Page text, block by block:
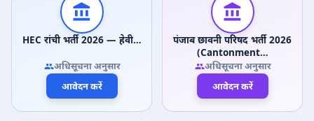
HEC रांची भर्ती 2026 — हेवी…
अधिसूचना अनुसार
आवेदन करें
पंजाब छावनी परिषद भर्ती 2026
(Cantonment…
अधिसूचना अनुसार
आवेदन करें